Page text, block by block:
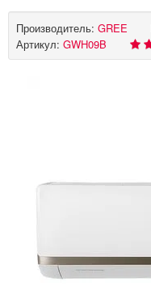
Производитель: GREE
Артикул: GWH09B